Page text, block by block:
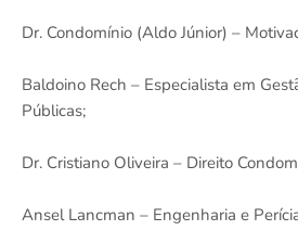
Dr. Condomínio (Aldo Júnior) –
Baldoino Rech – Especialista em
Públicas;
Dr. Cristiano Oliveira – Direito
Ansel Lancman – Engenharia e